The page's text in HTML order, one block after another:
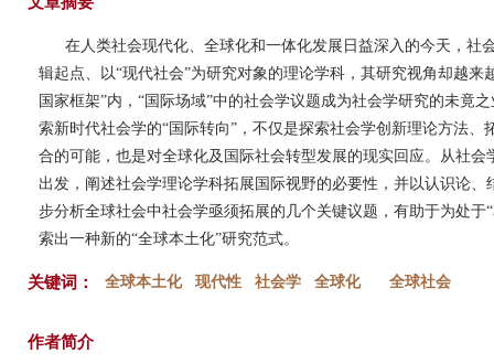
在人类社会现代化、全球化和一体化发展日益深入的今天，社
辑起点、以“现代社会”为研究对象的理论学科，其研究视角却越来
国家框架”内，“国际场域”中的社会学议题成为社会学研究的未竟
索新时代社会学的“国际转向”，不仅是探索社会学创新理论方法、
合的可能，也是对全球化及国际社会转型发展的现实回应。从社
出发，阐述社会学理论学科拓展国际视野的必要性，并以认识论
步分析全球社会中社会学亟须拓展的几个关键议题，有助于为处
索出一种新的“全球本土化”研究范式。
关键词： 全球本土化 现代性 社会学 全球化 全球社会
作者简介